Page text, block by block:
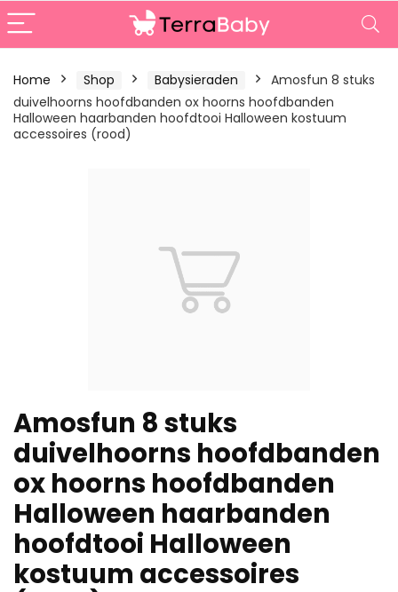
Home Shop Babysieraden
Amosfun 8 stuks
duivelhoorns hoofdbanden ox hoorns hoofdbanden
Halloween haarbanden hoofdtooi Halloween kostuum
accessoires (rood)
Amosfun 8 stuks
duivelhoorns hoofdbanden
ox hoorns hoofdbanden
Halloween haarbanden
hoofdtooi Halloween
kostuum accessoires